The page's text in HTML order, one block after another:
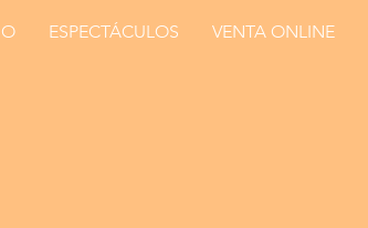
ESPECTÁCULOS VENTA ONLINE